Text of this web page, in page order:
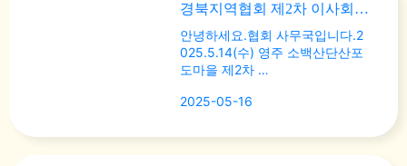
경북지역협회 제2차 이사회 회의내용
안녕하세요.협회 사무국입니다.2
025.5.14(수) 영주 소백산단산포
도마을 제2차 …
2025-05-16